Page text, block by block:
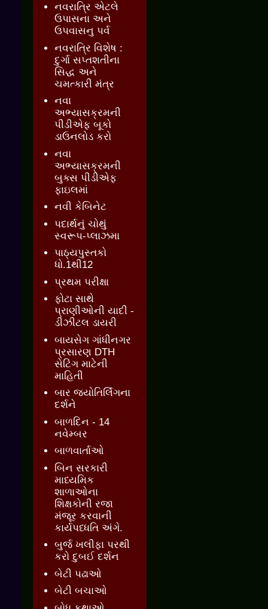
નવરાત્રિ એટલે
ઉપાસના અને
ઉપવાસનુ પર્વ
નવરાત્રિ વિશેષ :
દુર્ગા સપ્તશતીના
સિદ્ધ અને
ચમત્કારી મંત્ર
નવા
અભ્યાસક્રમની
પીડીએફ બૂકો
ડાઉનલોડ કરો
નવા
અભ્યાસક્રમની
બુક્સ પીડીએફ
ફાઇલમાં
નવી કેબિનેટ
પદાર્થનું ચોથું
સ્વરૂપ-પ્લાઝમા
પાઠ્યપુસ્તકો
ધો.1થી12
પ્રથમ પરીક્ષા
ફોટા સાથે
પ્રાણીઓની યાદી -
ડીઝીટલ ડાયરી
બાયસેગ ગાંધીનગર
પ્રસારણ DTH
સેટિંગ માટેની
માહિતી
બાર જ્‍યોતિર્લિંગના
દર્શને
બાળદિન - 14
નવેમ્બર
બાળવાર્તાઓ
બિન સરકારી
માધ્યમિક
શાળાઓના
શિક્ષકોની રજા
મંજૂર કરવાની
કાર્યપધ્ધતિ અંગે.
બુર્જ ખલીફા પરથી
કરો દુબઈ દર્શન
બેટી પઢાઓ
બેટી બચાઓ